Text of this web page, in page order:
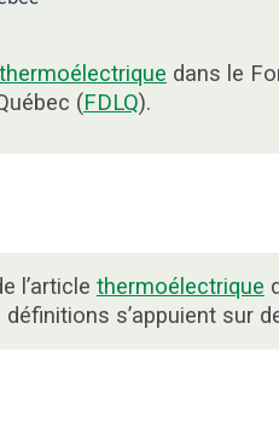
thermoélectrique dans le
(FDLQ).
l’article thermoélectrique
s’appuient sur